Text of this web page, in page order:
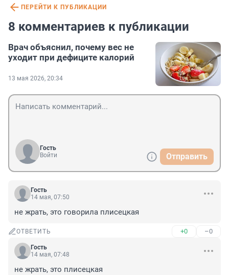
ПЕРЕЙТИ К ПУБЛИКАЦИИ
8 комментариев к публикации
Врач объяснил, почему вес не
уходит при дефиците калорий
13 мая 2026, 20:34
Гость
Войти
Отправить
Гость
14 мая, 07:50
не жрать, это говорила плисецкая
ОТВЕТИТЬ +0 –0
Гость
14 мая, 07:48
не жрать, это плисецкая